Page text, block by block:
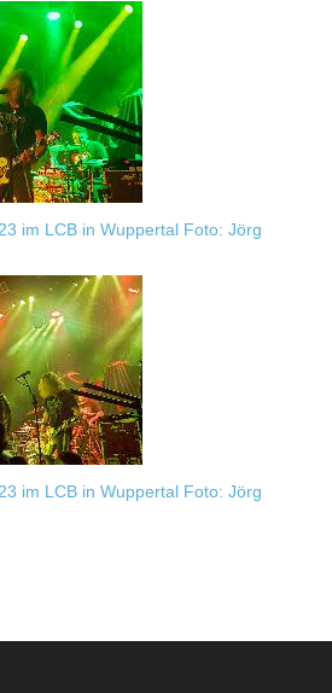
im LCB in Wuppertal Foto: Jörg
im LCB in Wuppertal Foto: Jörg